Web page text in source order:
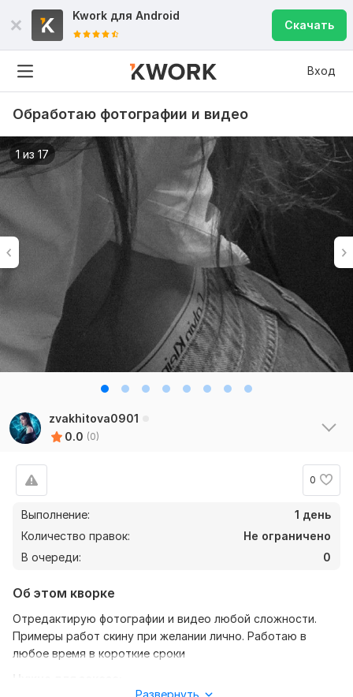
Kwork для Android
Скачать
Вход
Обработаю фотографии и видео
1 из 17
zvakhitova0901
0.0 (0)
0
Выполнение:
1 день
Количество правок:
Не ограничено
В очереди:
0
Об этом кворке
Отредактирую фотографии и видео любой сложности.
Примеры работ скину при желании лично. Работаю в
любое время в короткие сроки
Развернуть